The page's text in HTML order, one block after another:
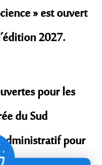
» est ouvert
2027.
pour les
du Sud
pour